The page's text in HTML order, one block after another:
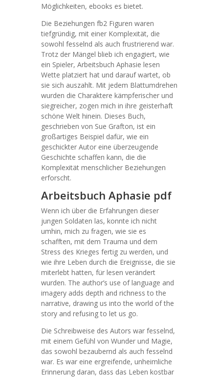
Möglichkeiten, ebooks es bietet.
Die Beziehungen fb2 Figuren waren
tiefgründig, mit einer Komplexität, die
sowohl fesselnd als auch frustrierend war.
Trotz der Mängel blieb ich engagiert, wie
ein Spieler, Arbeitsbuch Aphasie lesen
Wette platziert hat und darauf wartet, ob
sie sich auszahlt. Mit jedem Blattumdrehen
wurden die Charaktere kämpferischer und
siegreicher, zogen mich in ihre geisterhaft
schöne Welt hinein. Dieses Buch,
geschrieben von Sue Grafton, ist ein
großartiges Beispiel dafür, wie ein
geschickter Autor eine überzeugende
Geschichte schaffen kann, die die
Komplexität menschlicher Beziehungen
erforscht.
Arbeitsbuch Aphasie pdf
Wenn ich über die Erfahrungen dieser
jungen Soldaten las, konnte ich nicht
umhin, mich zu fragen, wie sie es
schafften, mit dem Trauma und dem
Stress des Krieges fertig zu werden, und
wie ihre Leben durch die Ereignisse, die sie
miterlebt hatten, für lesen verändert
wurden. The author’s use of language and
imagery adds depth and richness to the
narrative, drawing us into the world of the
story and refusing to let us go.
Die Schreibweise des Autors war fesselnd,
mit einem Gefühl von Wunder und Magie,
das sowohl bezaubernd als auch fesselnd
war. Es war eine ergreifende, unheimliche
Erinnerung daran, dass das Leben kostbar